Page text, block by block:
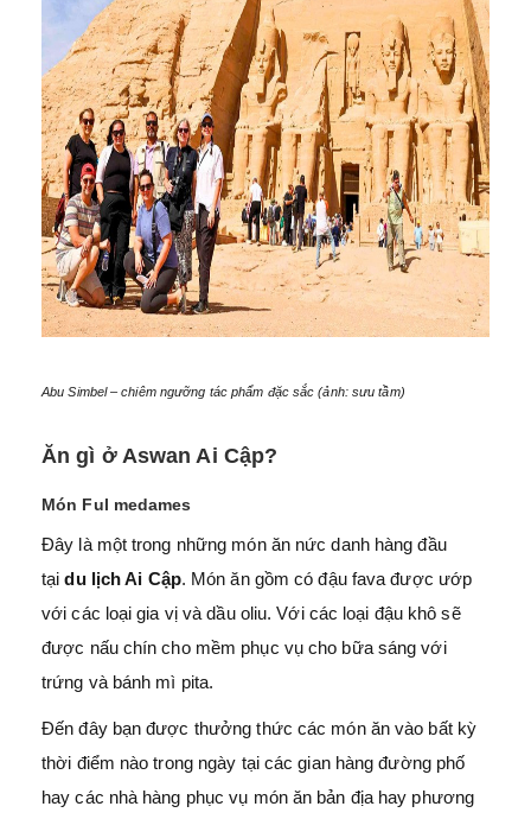
Abu Simbel – chiêm ngưỡng tác phẩm đặc sắc (ảnh: sưu tầm)
Ăn gì ở Aswan Ai Cập?
Món Ful medames
Đây là một trong những món ăn nức danh hàng đầu
tại du lịch Ai Cập. Món ăn gồm có đậu fava được ướp
với các loại gia vị và dầu oliu. Với các loại đậu khô sẽ
được nấu chín cho mềm phục vụ cho bữa sáng với
trứng và bánh mì pita.
Đến đây bạn được thưởng thức các món ăn vào bất kỳ
thời điểm nào trong ngày tại các gian hàng đường phố
hay các nhà hàng phục vụ món ăn bản địa hay phương